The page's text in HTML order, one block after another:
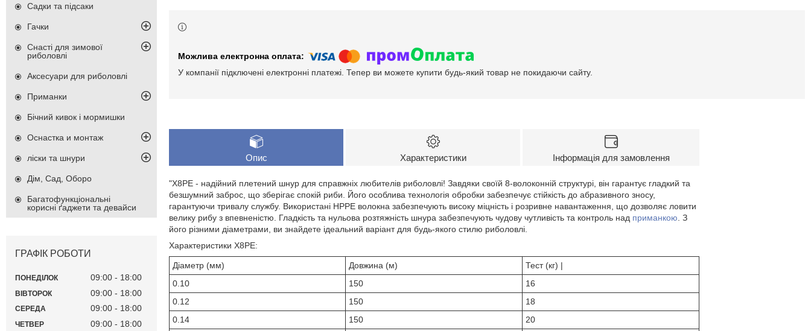
У компанії підключені електронні платежі. Тепер ви можете купити будь-який товар не покидаючи сайту.
Опис Характеристики Інформація для замовлення
"X8PE - надійний плетений шнур для справжніх любителів риболовлі! Завдяки своїй 8-волоконній структурі, він гарантує гладкий та
безшумний заброс, що зберігає спокій риби. Його особлива технологія обробки забезпечує стійкість до абразивного зносу,
гарантуючи тривалу службу. Використані HPPE волокна забезпечують високу міцність і розривне навантаження, що дозволяє ловити
велику рибу з впевненістю. Гладкість та нульова розтяжність шнура забезпечують чудову чутливість та контроль над приманкою . З
його різними діаметрами, ви знайдете ідеальний варіант для будь-якого стилю риболовлі.
Характеристики X8PE:
Діаметр (мм) Довжина (м)
Тест (кг) |
0.10
150
16
0.12
150
18
0.14
150
20
Садки та підсаки
Гачки
Снасті для зимової
риболовлі
Аксесуари для риболовлі
Приманки
Бічний кивок і мормишки
Оснастка и монтаж
ліски та шнури
Дім, Сад, Оборо
Багатофункціональні
корисні ґаджети та девайси
ГРАФІК РОБОТИ
ПОНЕДІЛОК 09:00 18:00
ВІВТОРОК 09:00 18:00
СЕРЕДА 09:00 18:00
ЧЕТВЕР 09:00 18:00